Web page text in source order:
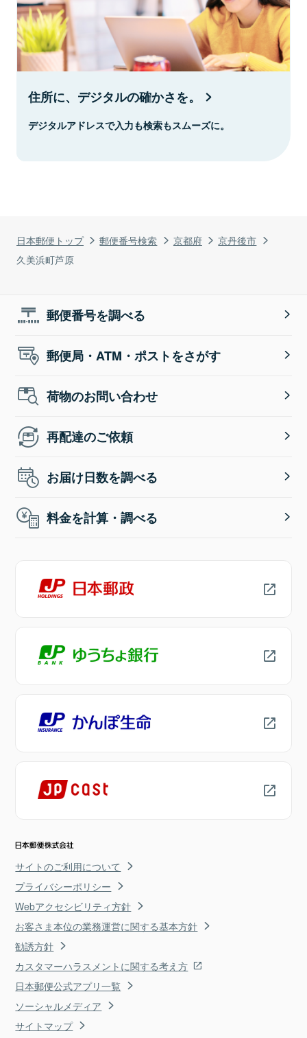
日本郵便トップ 郵便番号検索 京都府
京丹後市
久美浜町芦原
住所に、デジタルの確かさを。
デジタルアドレスで入力も検索もスムーズに。
郵便番号を調べる
郵便局・ATM・ポストをさがす
荷物のお問い合わせ
再配達のご依頼
お届け日数を調べる
料金を計算・調べる
サイトのご利用について
プライバシーポリシー
Webアクセシビリティ方針
お客さま本位の業務運営に関する基本方針
勧誘方針
カスタマーハラスメントに関する考え方
日本郵便公式アプリ一覧
ソーシャルメディア
サイトマップ